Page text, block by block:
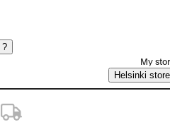
?
My
Helsinki store